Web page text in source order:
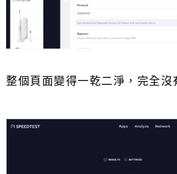
整個頁面變得一乾二淨，完全沒